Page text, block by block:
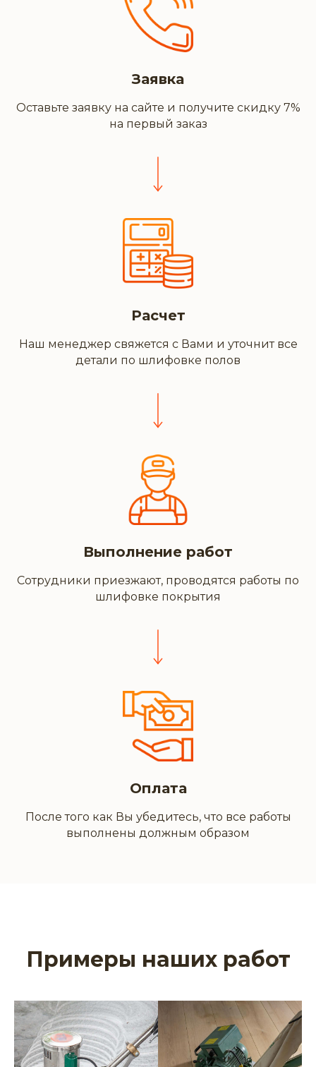
Заявка
Оставьте заявку на сайте и получите скидку 7%
на первый заказ
Расчет
Наш менеджер свяжется с Вами и уточнит все
детали по шлифовке полов
Выполнение работ
Сотрудники приезжают, проводятся работы по
шлифовке покрытия
Оплата
После того как Вы убедитесь, что все работы
выполнены должным образом
Примеры наших работ